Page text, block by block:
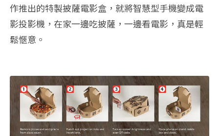
作推出的特製披薩電影盒，就將智慧型手機變成電
影投影機，在家一邊吃披薩，一邊看電影，真是輕
鬆愜意。